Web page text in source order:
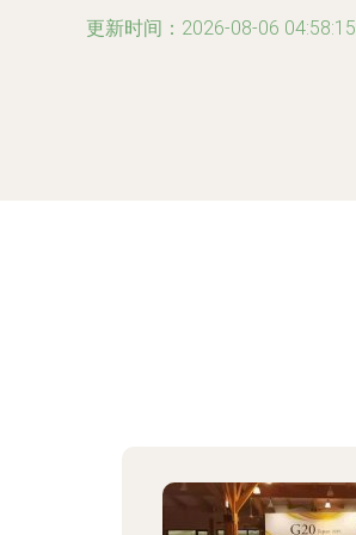
更新时间：2026-08-06 04:58:15